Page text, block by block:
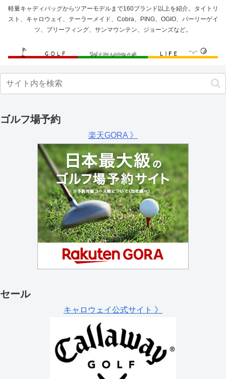
軽量キャディバッグからツアーモデルまで160ブランド以上を紹介。タイトリ
スト、キャロウェイ、テーラーメイド、Cobra、PING、OGIO、パーリーゲイ
ツ、ブリーフィング、サンマウンテン、ジョーンズなど。
ゴルフ場予約
楽天GORA 》
セール
キャロウェイ公式サイト 》